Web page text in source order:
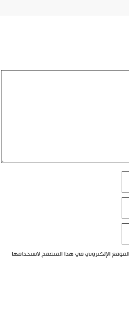
الإلكتروني في هذا المتصفح لاستخدامها